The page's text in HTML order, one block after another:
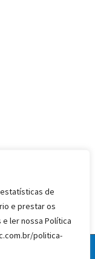
de
e prestar os
ler nossa Política
politica-
2020